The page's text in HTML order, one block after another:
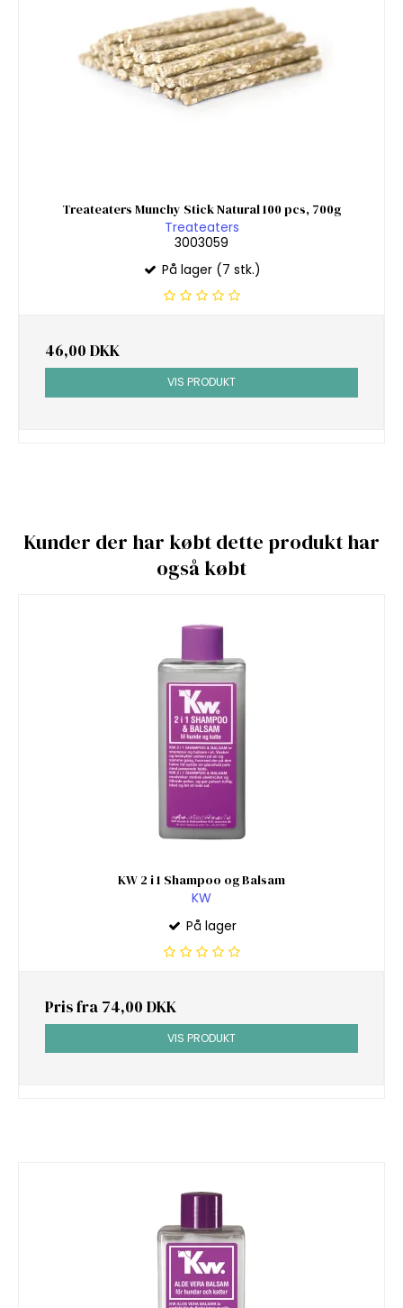
Treateaters Munchy Stick Natural 100 pcs, 700g
Treateaters
3003059
På lager (7 stk.)
46,00 DKK
VIS PRODUKT
Kunder der har købt dette produkt har
også købt
KW 2 i 1 Shampoo og Balsam
KW
På lager
Pris fra 74,00 DKK
VIS PRODUKT